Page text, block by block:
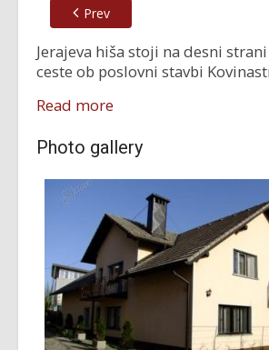
Prev
Jerajeva hiša stoji na desni
ceste ob poslovni stavbi
Read more
Photo gallery